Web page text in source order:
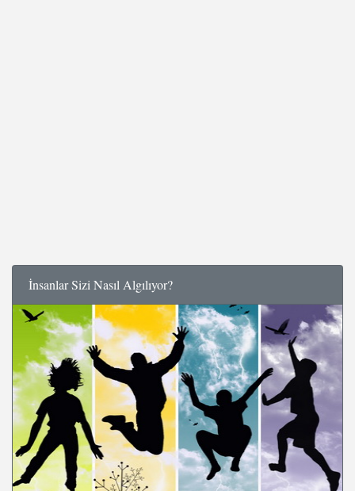
İnsanlar Sizi Nasıl Algılıyor?